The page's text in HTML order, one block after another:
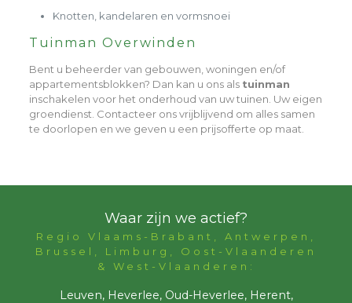
Knotten, kandelaren en vormsnoei
Tuinman Overwinden
Bent u beheerder van gebouwen, woningen en/of
appartementsblokken? Dan kan u ons als tuinman
inschakelen voor het onderhoud van uw tuinen. Uw eigen
groendienst. Contacteer ons vrijblijvend om alles samen
te doorlopen en we geven u een prijsofferte op maat.
Waar zijn we actief?
Regio Vlaams-Brabant, Antwerpen,
Brussel, Limburg, Oost-Vlaanderen
& West-Vlaanderen:
Leuven, Heverlee, Oud-Heverlee, Herent,